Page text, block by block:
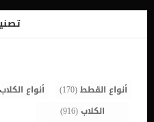
ببساطة بتشخيصها على أنها
النوبات عند القطط وكيفية
القط سينظر طبيبك البيطري أولاً
أنواع القطط(170) أنواع الكلاب
الكلاب(916)